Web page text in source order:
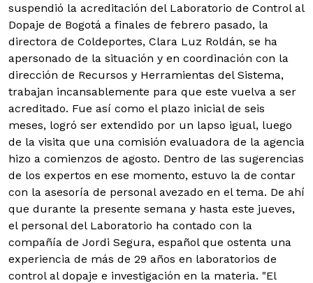
suspendió la acreditación del Laboratorio de Control al
Dopaje de Bogotá a finales de febrero pasado, la
directora de Coldeportes, Clara Luz Roldán, se ha
apersonado de la situación y en coordinación con la
dirección de Recursos y Herramientas del Sistema,
trabajan incansablemente para que este vuelva a ser
acreditado. Fue así como el plazo inicial de seis
meses, logró ser extendido por un lapso igual, luego
de la visita que una comisión evaluadora de la agencia
hizo a comienzos de agosto. Dentro de las sugerencias
de los expertos en ese momento, estuvo la de contar
con la asesoría de personal avezado en el tema. De ahí
que durante la presente semana y hasta este jueves,
el personal del Laboratorio ha contado con la
compañía de Jordi Segura, español que ostenta una
experiencia de más de 29 años en laboratorios de
control al dopaje e investigación en la materia. "El